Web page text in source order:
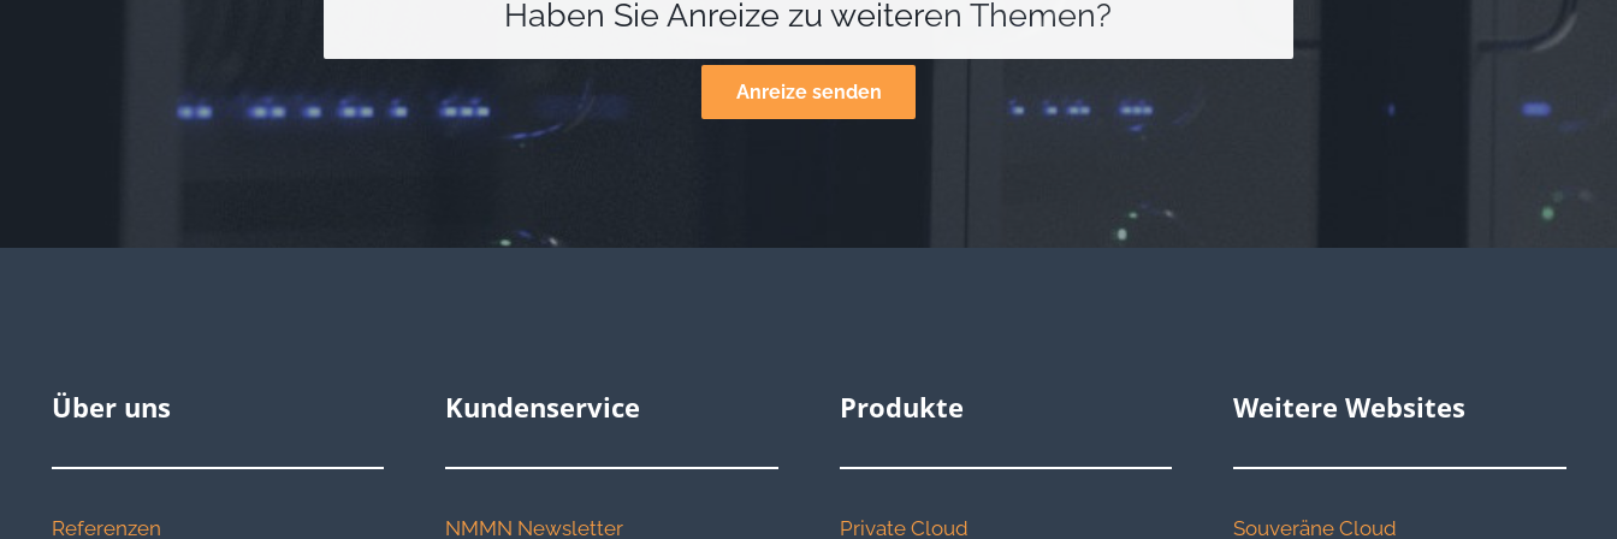
Haben Sie Anreize zu weiteren Themen?
Anreize senden
Über uns
Referenzen
Kundenservice
NMMN Newsletter
Produkte
Private Cloud
Weitere Websites
Souveräne Cloud